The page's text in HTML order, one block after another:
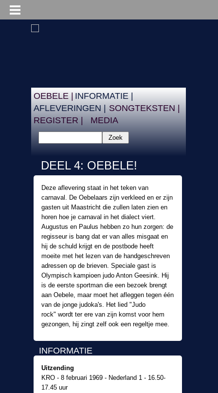
DEEL 4: OEBELE!
Deze aflevering staat in het teken van
carnaval. De Oebelaars zijn verkleed en er zijn
gasten uit Maastricht die zullen laten zien en
horen hoe je carnaval in het dialect viert.
Augustus en Paulus hebben zo hun zorgen: de
regisseur is bang dat er van alles misgaat en
hij de schuld krijgt en de postbode heeft
moeite met het lezen van de handgeschreven
adressen op de brieven. Speciale gast is
Olympisch kampioen judo Anton Geesink. Hij
is de eerste sportman die een bezoek brengt
aan Oebele, maar moet het afleggen tegen één
van de jonge judoka's. Het lied "Judo
rock" wordt ter ere van zijn komst voor hem
gezongen, hij zingt zelf ook een regeltje mee.
INFORMATIE
Uitzending
KRO - 8 februari 1969 - Nederland 1 - 16.50-
17.45 uur
Zoek
REGISTER |
SONGTEKSTEN |
MEDIA
INFORMATIE |
AFLEVERINGEN |
OEBELE |